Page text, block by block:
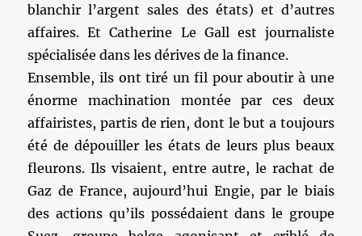
blanchir l’argent sales des états) et d’autres
affaires. Et Catherine Le Gall est journaliste
spécialisée dans les dérives de la finance.
Ensemble, ils ont tiré un fil pour aboutir à une
énorme machination montée par ces deux
affairistes, partis de rien, dont le but a toujours
été de dépouiller les états de leurs plus beaux
fleurons. Ils visaient, entre autre, le rachat de
Gaz de France, aujourd’hui Engie, par le biais
des actions qu’ils possédaient dans le groupe